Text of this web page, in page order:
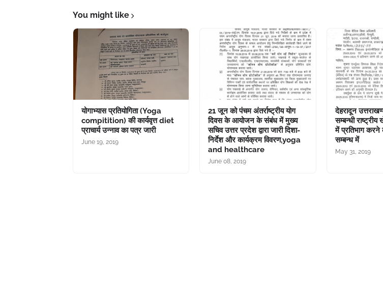
You might like
योगाभ्यास प्रतियोगिता (Yoga
compitition) की कार्यवृत्त diet
प्राचार्य उन्नाव का पत्र जारी
June 19, 2019
21 जून को पंचम अंतर्राष्ट्रीय योग
दिवस के आयोजन के संबंध में मुख्य
सचिव उत्तर प्रदेश द्वारा जारी दिशा-
निर्देश और कार्यक्रम विवरण,yoga
and healthcare
June 08, 2019
देहरादून
सम्बन्धी
में प्रतिभाग
सम्बन्ध में
May 31, 2019